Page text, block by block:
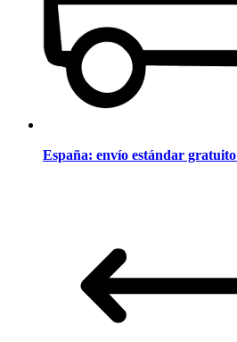
España: envío estándar gratuito